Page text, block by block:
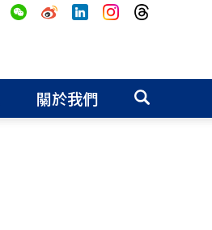
關於我們